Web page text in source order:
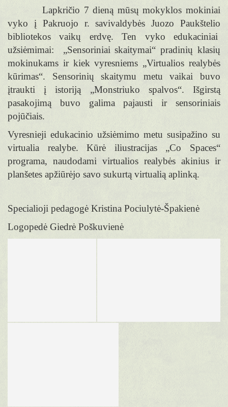
Lapkričio 7 dieną mūsų mokyklos mokiniai
vyko į Pakruojo r. savivaldybės Juozo Paukštelio
bibliotekos vaikų erdvę. Ten vyko edukaciniai
užsiėmimai: „Sensoriniai skaitymai“ pradinių klasių
mokinukams ir kiek vyresniems „Virtualios realybės
kūrimas“. Sensorinių skaitymu metu vaikai buvo
įtraukti į istoriją „Monstriuko spalvos“. Išgirstą
pasakojimą buvo galima pajausti ir sensoriniais
pojūčiais.
Vyresnieji edukacinio užsiėmimo metu susipažino su
virtualia realybe. Kūrė iliustracijas „Co Spaces“
programa, naudodami virtualios realybės akinius ir
planšetes apžiūrėjo savo sukurtą virtualią aplinką.
Specialioji pedagogė Kristina Pociulytė-Špakienė
Logopedė Giedrė Poškuvienė